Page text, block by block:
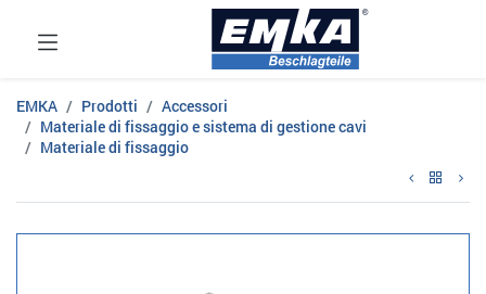
EMKA Prodotti
Accessori
Materiale di fissaggio e sistema di gestione cavi
Materiale di fissaggio